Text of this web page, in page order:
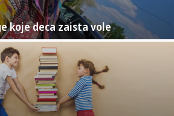
koje deca zaista vole